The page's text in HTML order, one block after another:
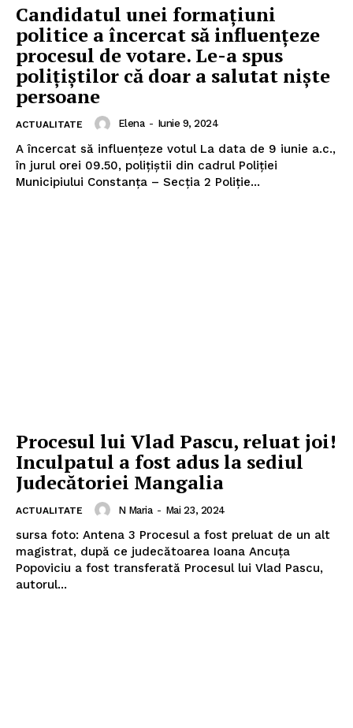
Candidatul unei formațiuni
politice a încercat să influențeze
procesul de votare. Le-a spus
polițiștilor că doar a salutat niște
persoane
ACTUALITATE Elena - Iunie 9, 2024
A încercat să influențeze votul La data de 9 iunie a.c.,
în jurul orei 09.50, polițiștii din cadrul Poliției
Municipiului Constanța – Secția 2 Poliție...
Procesul lui Vlad Pascu, reluat joi!
Inculpatul a fost adus la sediul
Judecătoriei Mangalia
ACTUALITATE N Maria - Mai 23, 2024
sursa foto: Antena 3 Procesul a fost preluat de un alt
magistrat, după ce judecătoarea Ioana Ancuța
Popoviciu a fost transferată Procesul lui Vlad Pascu,
autorul...